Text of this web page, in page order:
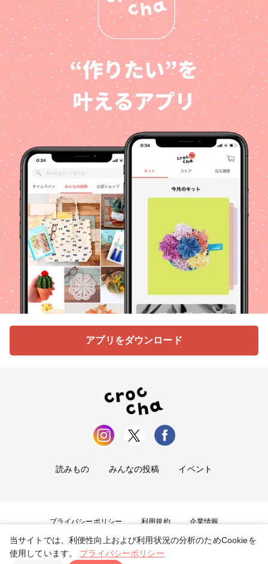
アプリをダウンロード
読みもの みんなの投稿 イベント
プライバシーポリシー 利用規約 企業情報
お問い合わせ
当サイトでは、利便性向上および利用状況の分析のためCookieを
使用しています。
プライバシーポリシー